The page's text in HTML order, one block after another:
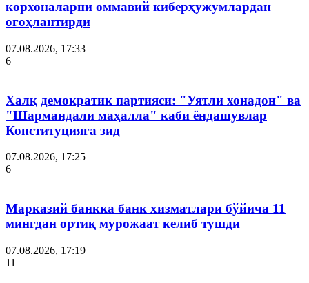
корхоналарни оммавий киберҳужумлардан
огоҳлантирди
07.08.2026, 17:33
6
Халқ демократик партияси: "Уятли хонадон" ва
"Шармандали маҳалла" каби ёндашувлар
Конституцияга зид
07.08.2026, 17:25
6
Марказий банкка банк хизматлари бўйича 11
мингдан ортиқ мурожаат келиб тушди
07.08.2026, 17:19
11